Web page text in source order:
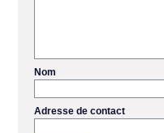
Nom
Adresse de contact